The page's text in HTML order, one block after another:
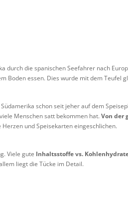
durch die spanischen Seefahrer nach
Boden essen. Dies wurde mit dem Teufel
schon seit jeher auf dem
Menschen satt bekommen hat.Von der
und Speisekarten eingeschlichen.
Viele gute Inhaltsstoffe vs.
liegt die Tücke im Detail.